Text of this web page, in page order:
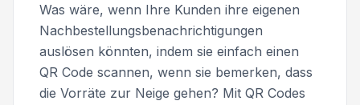
Was wäre, wenn Ihre Kunden ihre eigenen
Nachbestellungsbenachrichtigungen
auslösen könnten, indem sie einfach einen
QR Code scannen, wenn sie bemerken, dass
die Vorräte zur Neige gehen? Mit QR Codes